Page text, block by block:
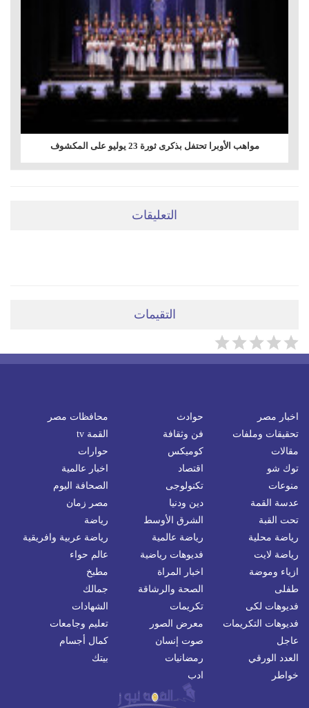
مواهب الأوبرا تحتفل بذكرى ثورة 23 يوليو على المكشوف
التعليقات
التقيمات
اخبار مصر حوادث
محافظات مصر
تحقيقات وملفات
فن وثقافة
القمة tv
مقالات
كوميكس
حوارات
توك شو
اقتصاد
اخبار عالمية
منوعات
تكنولوجى
الصحافة اليوم
عدسة القمة
دين ودنيا
مصر زمان
تحت القبة
الشرق الأوسط
رياضة
رياضة محلية
رياضة عالمية
رياضة عربية وافريقية
رياضة لايت
فديوهات رياضية
عالم حواء
ازياء وموضة
اخبار المراة
مطبخ
طفلى
الصحة والرشاقة
جمالك
فديوهات لكى
تكريمات
الشهادات
فديوهات التكريمات
معرض الصور
تعليم وجامعات
عاجل
صوت إنسان
كمال أجسام
العدد الورقي
رمضانيات
بيتك
خواطر
ادب